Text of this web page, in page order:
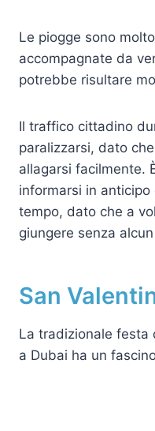
Le piogge sono
accompagnate da
potrebbe risultare
Il traffico cittadino
paralizzarsi, dato
allagarsi facilmente.
informarsi in
tempo, dato che a
giungere senza
San
La tradizionale festa
a Dubai ha un